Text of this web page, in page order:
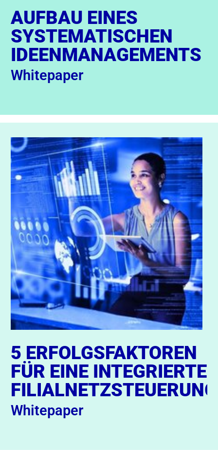
AUFBAU EINES
SYSTEMATISCHEN
IDEENMANAGEMENTS
Whitepaper
5 ERFOLGSFAKTOREN
FÜR EINE INTEGRIERTE
FILIALNETZSTEUERUNG
Whitepaper